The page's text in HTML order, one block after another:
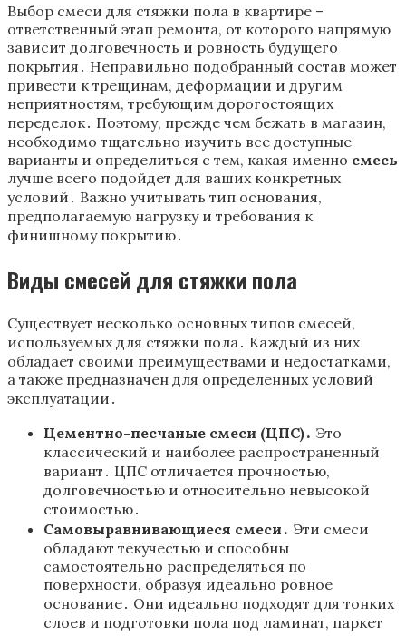
Выбор смеси для стяжки пола в квартире –
ответственный этап ремонта, от которого напрямую
зависит долговечность и ровность будущего
покрытия․ Неправильно подобранный состав может
привести к трещинам, деформации и другим
неприятностям, требующим дорогостоящих
переделок․ Поэтому, прежде чем бежать в магазин,
необходимо тщательно изучить все доступные
варианты и определиться с тем, какая именно смесь
лучше всего подойдет для ваших конкретных
условий․ Важно учитывать тип основания,
предполагаемую нагрузку и требования к
финишному покрытию․
Виды смесей для стяжки пола
Существует несколько основных типов смесей,
используемых для стяжки пола․ Каждый из них
обладает своими преимуществами и недостатками,
а также предназначен для определенных условий
эксплуатации․
Цементно-песчаные смеси (ЦПС)․ Это
классический и наиболее распространенный
вариант․ ЦПС отличается прочностью,
долговечностью и относительно невысокой
стоимостью․
Самовыравнивающиеся смеси․ Эти смеси
обладают текучестью и способны
самостоятельно распределяться по
поверхности, образуя идеально ровное
основание․ Они идеально подходят для тонких
слоев и подготовки пола под ламинат, паркет